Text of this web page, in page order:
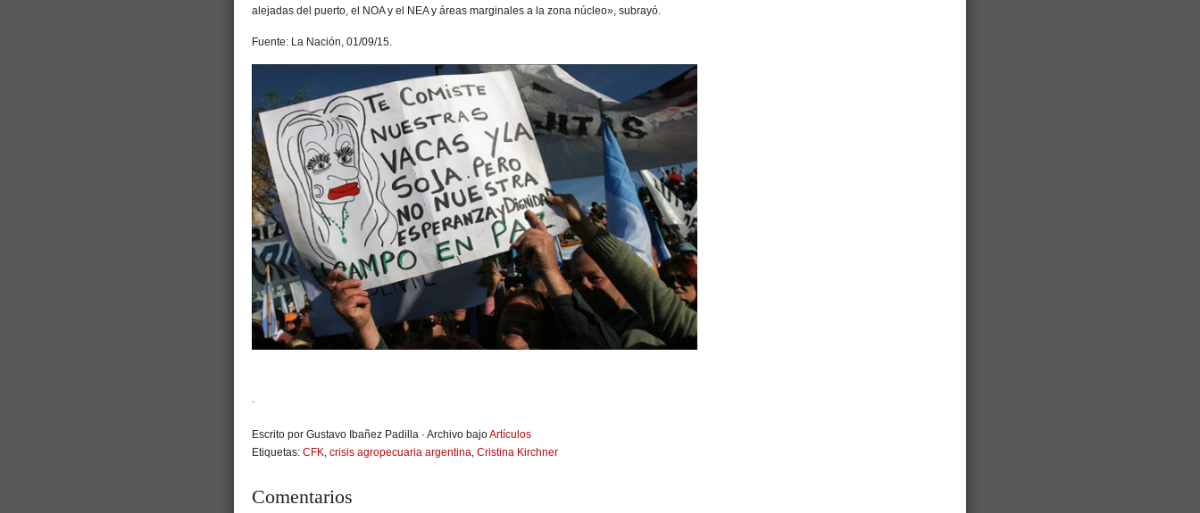
alejadas del puerto, el NOA y el NEA y áreas marginales a la zona núcleo», subrayó.
Fuente: La Nación, 01/09/15.
Escrito por Gustavo Ibañez Padilla · Archivo bajoArtículos
Etiquetas: CFK crisis agropecuaria argentina Cristina Kirchner
Comentarios